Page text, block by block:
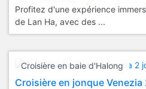
Profitez d'une expérience
de Lan Ha, avec des ...
Croisière en baie d'Halong
Croisière en jonque